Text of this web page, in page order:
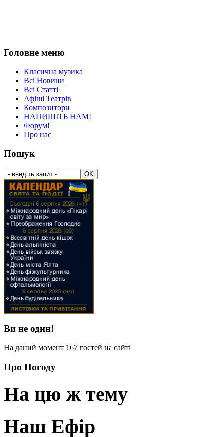
Головне меню
Класична музика
Всі Новини
Всі Статті
Афіші Театрів
Композитори
НАПИШІТЬ НАМ!
Форум!
Про нас
Пошук
Ви не один!
На даний момент 167 гостей на сайті
Про Погоду
На цю ж тему
Наш Ефір